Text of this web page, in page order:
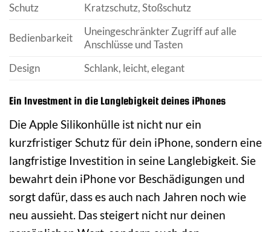
Schutz
Kratzschutz, Stoßschutz
Bedienbarkeit
Uneingeschränkter Zugriff auf alle
Anschlüsse und Tasten
Design
Schlank, leicht, elegant
Ein Investment in die Langlebigkeit deines iPhones
Die Apple Silikonhülle ist nicht nur ein
kurzfristiger Schutz für dein iPhone, sondern eine
langfristige Investition in seine Langlebigkeit. Sie
bewahrt dein iPhone vor Beschädigungen und
sorgt dafür, dass es auch nach Jahren noch wie
neu aussieht. Das steigert nicht nur deinen